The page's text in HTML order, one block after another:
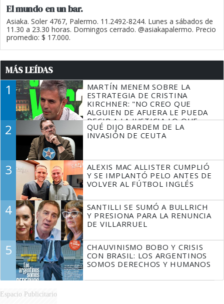
El mundo en un bar.
Asiaka. Soler 4767, Palermo. 11.2492-8244. Lunes a sábados de
11.30 a 23.30 horas. Domingos cerrado. @asiakapalermo. Precio
promedio: $ 17.000.
MÁS LEÍDAS
1
MARTÍN MENEM SOBRE LA
ESTRATEGIA DE CRISTINA
KIRCHNER: "NO CREO QUE
ALGUIEN DE AFUERA LE PUEDA
DECIR A LA JUSTICIA LO QUE
TIENE QUE HACER"
2
QUÉ DIJO BARDEM DE LA
INVASIÓN DE CEUTA
3
ALEXIS MAC ALLISTER CUMPLIÓ
Y SE IMPLANTÓ PELO ANTES DE
VOLVER AL FÚTBOL INGLÉS
4
SANTILLI SE SUMÓ A BULLRICH
Y PRESIONA PARA LA RENUNCIA
DE VILLARRUEL
5
CHAUVINISMO BOBO Y CRISIS
CON BRASIL: LOS ARGENTINOS
SOMOS DERECHOS Y HUMANOS
Espacio Publicitario